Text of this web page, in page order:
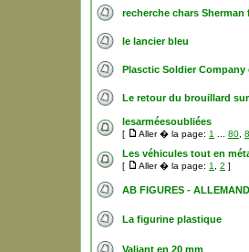
recherche chars Sherman
le lancier bleu
Plasctic Soldier Company
Le retour du brouillard
lesarméesoubliées
[ Aller � la page: 1 80
Les véhicules tout en
[ Aller � la page: 1 2 ]
AB FIGURES -
La figurine plastique
Valiant en 20 mm